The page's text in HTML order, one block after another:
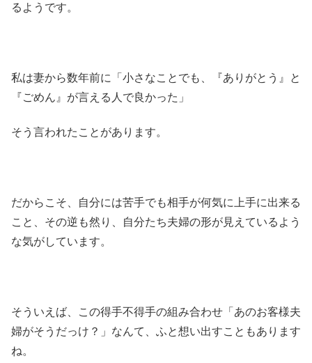
るようです。
私は妻から数年前に「小さなことでも、『ありがとう』と
『ごめん』が言える人で良かった」
そう言われたことがあります。
だからこそ、自分には苦手でも相手が何気に上手に出来る
こと、その逆も然り、自分たち夫婦の形が見えているよう
な気がしています。
そういえば、この得手不得手の組み合わせ「あのお客様夫
婦がそうだっけ？」なんて、ふと想い出すこともあります
ね。